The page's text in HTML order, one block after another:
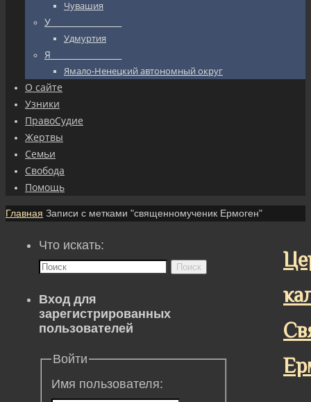
Чувашия
У_________________
Удмуртия
Я_________________
Ямало-Ненецкий автономный округ
О сайте
Узники
ПравоСудие
Жертвы
Семьи
Свобода
Помощь
Главная Записи с метками "священномученик Ермоген"
Что искать:
Поиск
Вход для
зарегистрированных
пользователей
Войти
Имя пользователя: